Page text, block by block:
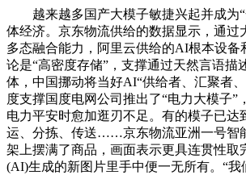
越来越多国产大模子敏捷兴起并成为“
体经济。京东物流供给的数据显示，通过
多态融合能力，阿里云供给的AI根本设备
论是“高密度存储”，支撑通过天然言语描
体，中国挪动将当好AI“供给者、汇聚者
度支撑国度电网公司推出了“电力大模子”
电力平安时愈加逛刃不足。有的模子已达
运、分拣、传送……京东物流亚洲一号智
架上摆满了商品，画面表示更具连贯性取
(AI)生成的新图片里手中便一无所有。“我